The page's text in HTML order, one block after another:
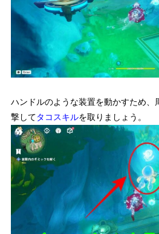
ハンドルのような装置を動かすため、
撃してタコスキルを取りましょう。